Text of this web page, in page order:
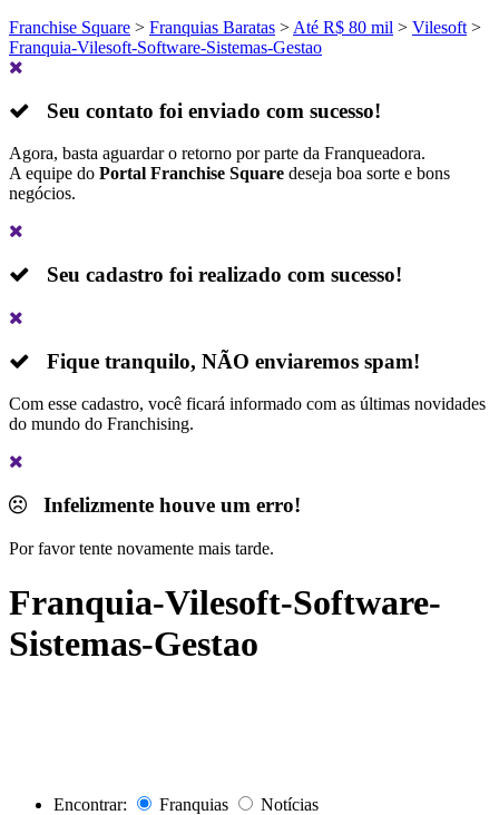
Franchise Square > Franquias Baratas > Até R$ 80 mil > Vilesoft >
Franquia-Vilesoft-Software-Sistemas-Gestao
Seu contato foi enviado com sucesso!
Agora, basta aguardar o retorno por parte da Franqueadora.
A equipe do Portal Franchise Square deseja boa sorte e bons
negócios.
Seu cadastro foi realizado com sucesso!
Fique tranquilo, NÃO enviaremos spam!
Com esse cadastro, você ficará informado com as últimas novidades
do mundo do Franchising.
Infelizmente houve um erro!
Por favor tente novamente mais tarde.
Franquia-Vilesoft-Software-
Sistemas-Gestao
Encontrar: Franquias Notícias